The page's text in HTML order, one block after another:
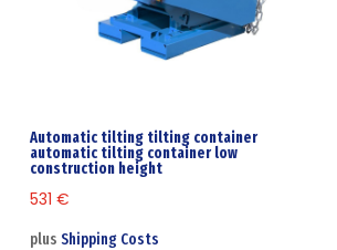
Automatic tilting tilting container
automatic tilting container low
construction height
531€
plusShipping Costs